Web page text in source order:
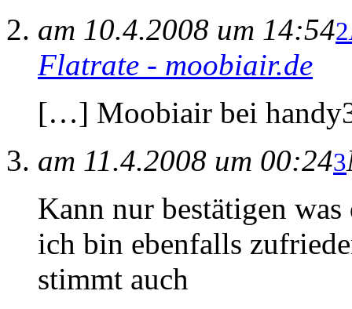
am 10.4.2008 um 14:542
Flatrate - moobiair.de
[…] Moobiair bei
am 11.4.2008 um 00:243
Kann nur bestätigen
ich bin ebenfalls
stimmt auch